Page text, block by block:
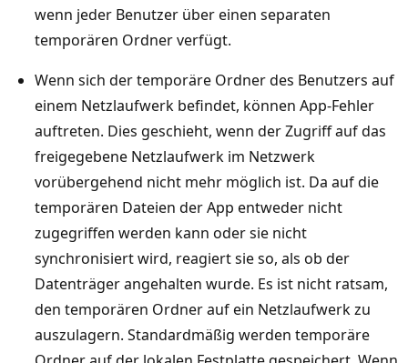
wenn jeder Benutzer über einen separaten
temporären Ordner verfügt.
Wenn sich der temporäre Ordner des Benutzers auf
einem Netzlaufwerk befindet, können App-Fehler
auftreten. Dies geschieht, wenn der Zugriff auf das
freigegebene Netzlaufwerk im Netzwerk
vorübergehend nicht mehr möglich ist. Da auf die
temporären Dateien der App entweder nicht
zugegriffen werden kann oder sie nicht
synchronisiert wird, reagiert sie so, als ob der
Datenträger angehalten wurde. Es ist nicht ratsam,
den temporären Ordner auf ein Netzlaufwerk zu
auszulagern. Standardmäßig werden temporäre